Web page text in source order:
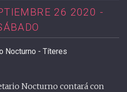
26 2020 -
Nocturno - Títeres
Nocturno contará con